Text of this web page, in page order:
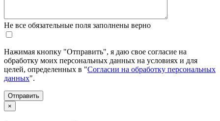
Не все обязательные поля заполнены верно
Нажимая кнопку "Отправить", я даю свое согласие на
обработку моих персональных данных на условиях и для
целей, определенных в "Согласии на обработку персональных
данных".
×